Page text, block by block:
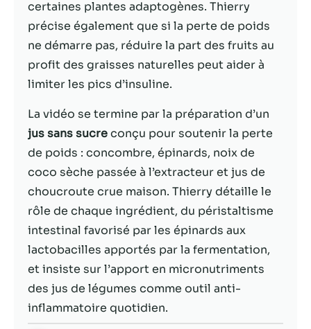
certaines plantes adaptogènes. Thierry
précise également que si la perte de poids
ne démarre pas, réduire la part des fruits au
profit des graisses naturelles peut aider à
limiter les pics d’insuline.
La vidéo se termine par la préparation d’un
jus sans sucreconçu pour soutenir la perte
de poids : concombre, épinards, noix de
coco sèche passée à l’extracteur et jus de
choucroute crue maison. Thierry détaille le
rôle de chaque ingrédient, du péristaltisme
intestinal favorisé par les épinards aux
lactobacilles apportés par la fermentation,
et insiste sur l’apport en micronutriments
des jus de légumes comme outil anti-
inflammatoire quotidien.
disparaîtront
du site Web.
Marketing
votre
comportement
lorsque vous
visitez notre
site, vous
augmentez les
chances de
voir du
contenu et des
offres
personnalisés.